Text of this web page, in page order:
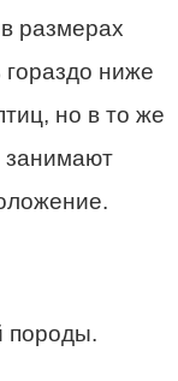
размерах
ниже
но в то же
занимают
породы.